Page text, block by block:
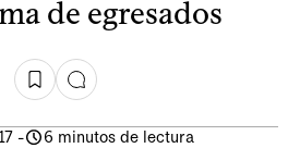
de egresados
- 6 minutos de lectura